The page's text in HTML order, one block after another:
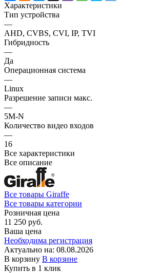
Характеристики
Тип устройства
—
AHD, CVBS, CVI, IP, TVI
Гибридность
—
Да
Операционная система
—
Linux
Разрешение записи макс.
—
5M-N
Количество видео входов
—
16
Все характеристики
Все описание
Все товары Giraffe
Все товары категории
Розничная цена
11 250 руб.
Ваша цена
Необходима регистрация
Актуально на: 08.08.2026
В корзину В корзине
Купить в 1 клик